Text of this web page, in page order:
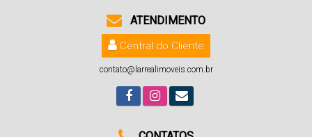
ATENDIMENTO
Central do Cliente
contato@larrealimoveis.com.br